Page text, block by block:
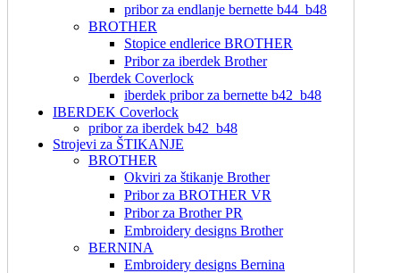
pribor za endlanje bernette b44_b48
BROTHER
Stopice endlerice BROTHER
Pribor za iberdek Brother
Iberdek Coverlock
iberdek pribor za bernette b42_b48
IBERDEK Coverlock
pribor za iberdek b42_b48
Strojevi za ŠTIKANJE
BROTHER
Okviri za štikanje Brother
Pribor za BROTHER VR
Pribor za Brother PR
Embroidery designs Brother
BERNINA
Embroidery designs Bernina